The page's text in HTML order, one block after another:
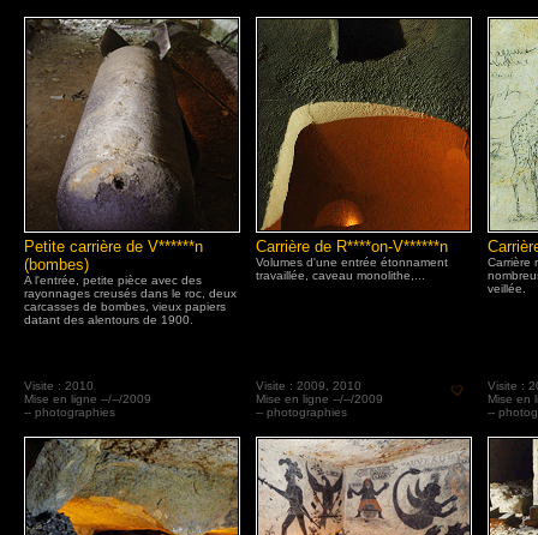
Petite carrière de V******n
(bombes)
A l'entrée, petite pièce avec des
rayonnages creusés dans le roc, deux
carcasses de bombes, vieux papiers
datant des alentours de 1900.
Carrière de R****on-V******n
Volumes d'une entrée étonnament
travaillée, caveau monolithe,...
Carrière
veillée.
Visite :
Mise en
--
Visite : 2009, 2010
Mise en ligne --/--/2009
-- photographies
Visite : 2010
Mise en ligne --/--/2009
-- photographies